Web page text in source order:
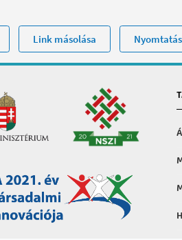
Link másolása Nyomtatás